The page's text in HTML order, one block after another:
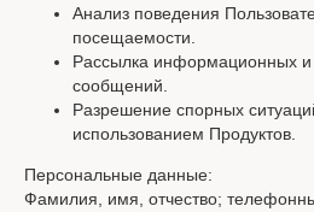
Анализ поведения
посещаемости.
Рассылка информационных и
сообщений.
Разрешение спорных
использованием Продуктов.
Персональные данные:
Фамилия, имя, отчество;